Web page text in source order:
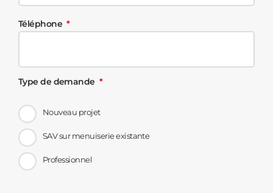
Téléphone
Type de demande
Nouveau projet
SAV sur menuiserie existante
Professionnel